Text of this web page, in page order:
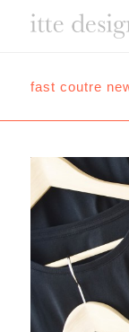
fast coutre